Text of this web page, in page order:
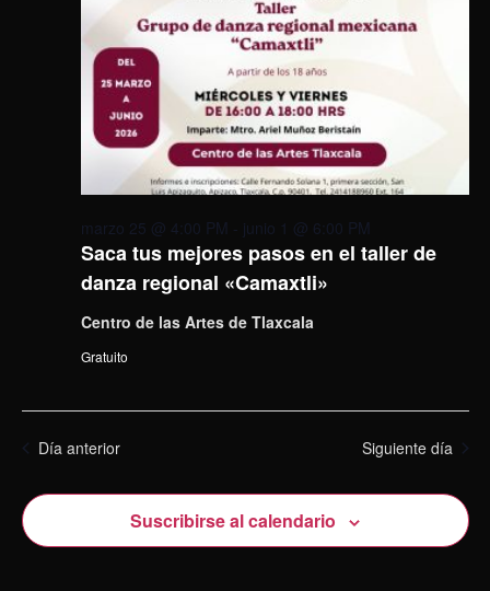
Saca tus mejores pasos en el taller de
danza regional «Camaxtli»
marzo 25 @ 4:00 PM - junio 1 @ 6:00 PM
Centro de las Artes de Tlaxcala
Gratuito
Día anterior Siguiente día
Suscribirse al calendario